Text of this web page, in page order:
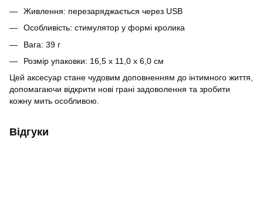
Живлення: перезаряджається через USB
Особливість: стимулятор у формі кролика
Вага: 39 г
Розмір упаковки: 16,5 x 11,0 x 6,0 см
Цей аксесуар стане чудовим доповненням до інтимного життя,
допомагаючи відкрити нові грані задоволення та зробити
кожну мить особливою.
Відгуки